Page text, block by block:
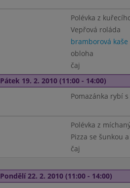
Polévka z
Vepřová roláda
bramborová kaše
obloha
čaj
Pátek 19. 2. 2010 (11:00 - 14:00)
Pomazánka rybí
Polévka z
Pizza se šunkou
čaj
Pondělí 22. 2. 2010 (11:00 - 14:00)